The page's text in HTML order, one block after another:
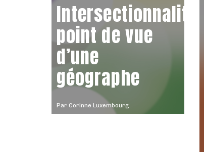
Par Corinne Luxembourg
Intersectionnalité,
point de vue
d’une
géographe